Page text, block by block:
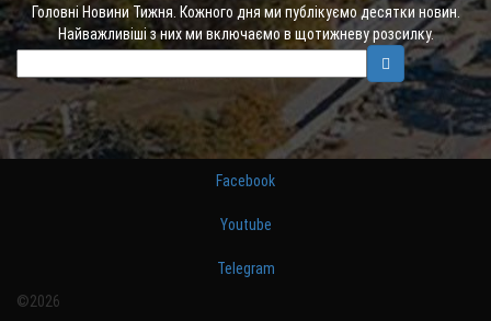
Головні Новини Тижня. Кожного дня ми публікуємо десятки новин.
Найважливіші з них ми включаємо в щотижневу розсилку.
Facebook
Youtube
Telegram
©2026